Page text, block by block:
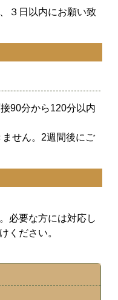
３日以内にお願い致
90分から120分以内
せん。2週間後にご
必要な方には対応し
ください。